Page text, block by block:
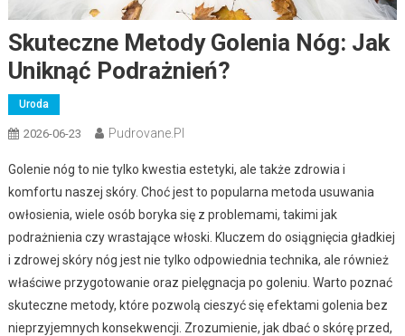
Skuteczne Metody Golenia Nóg: Jak
Uniknąć Podrażnień?
Uroda
2026-06-23 Pudrovane.pl
Golenie nóg to nie tylko kwestia estetyki, ale także zdrowia i
komfortu naszej skóry. Choć jest to popularna metoda usuwania
owłosienia, wiele osób boryka się z problemami, takimi jak
podrażnienia czy wrastające włoski. Kluczem do osiągnięcia gładkiej
i zdrowej skóry nóg jest nie tylko odpowiednia technika, ale również
właściwe przygotowanie oraz pielęgnacja po goleniu. Warto poznać
skuteczne metody, które pozwolą cieszyć się efektami golenia bez
nieprzyjemnych konsekwencji. Zrozumienie, jak dbać o skórę przed,